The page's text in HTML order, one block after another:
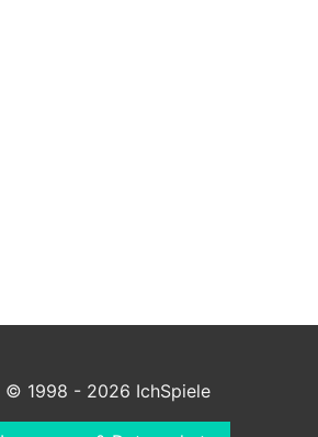
© 1998 - 2026 IchSpiele